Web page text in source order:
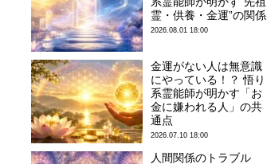
霊・供養・金運”の関係
2026.08.01 18:00
金運がない人は無意識
にやっている！？ 悟り
系霊能師が明かす「お
金に嫌われる人」の共
通点
2026.07.10 18:00
人間関係のトラブル